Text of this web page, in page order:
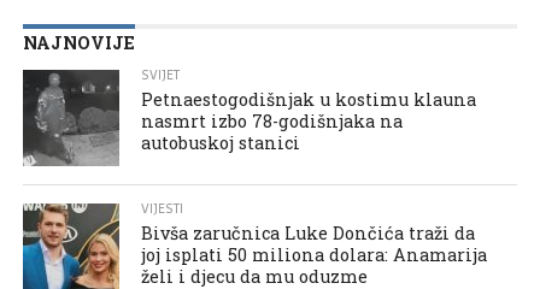
NAJNOVIJE
SVIJET
Petnaestogodišnjak u kostimu klauna
nasmrt izbo 78-godišnjaka na
autobuskoj stanici
VIJESTI
Bivša zaručnica Luke Dončića traži da
joj isplati 50 miliona dolara: Anamarija
želi i djecu da mu oduzme